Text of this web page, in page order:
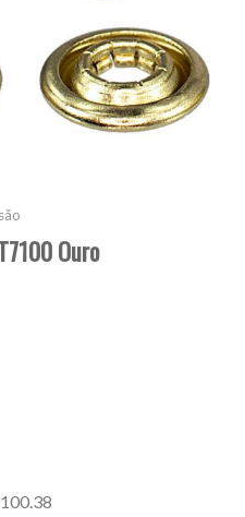
Ouro